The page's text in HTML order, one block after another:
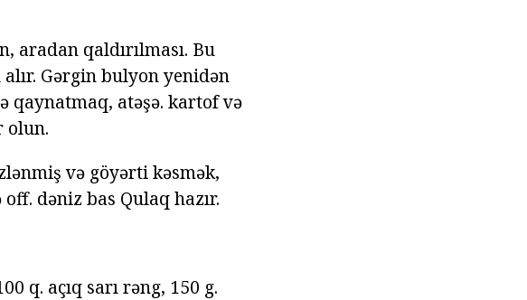
aradan qaldırılması. Bu
alır. Gərgin bulyon yenidən
qaynatmaq, atəşə. kartof və
olun.
və göyərti kəsmək,
dəniz bas Qulaq hazır.
q. açıq sarı rəng, 150 g.